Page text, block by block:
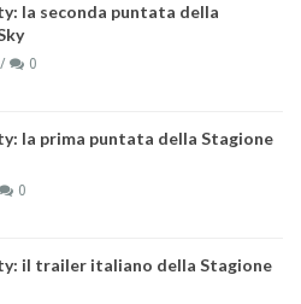
la seconda puntata della
0
la prima puntata della Stagione
0
il trailer italiano della Stagione